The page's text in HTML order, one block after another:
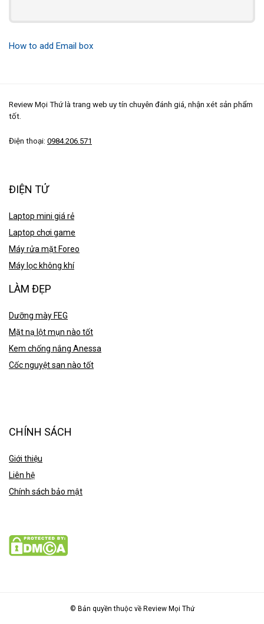
How to add Email box
Review Mọi Thứ là trang web uy tín chuyên đánh giá, nhận xét sản phẩm
tốt.
Điện thoại: 0984.206.571
ĐIỆN TỬ
Laptop mini giá rẻ
Laptop chơi game
Máy rửa mặt Foreo
Máy lọc không khí
LÀM ĐẸP
Dưỡng mày FEG
Mặt nạ lột mụn nào tốt
Kem chống nắng Anessa
Cốc nguyệt san nào tốt
CHÍNH SÁCH
Giới thiệu
Liên hệ
Chính sách bảo mật
© Bản quyền thuộc về Review Mọi Thứ